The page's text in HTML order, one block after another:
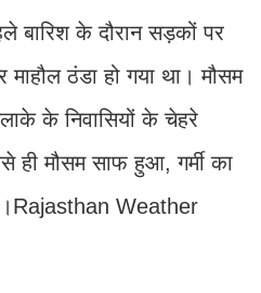
बारिश के दौरान सड़कों पर
माहौल ठंडा हो गया था। मौसम
के निवासियों के चेहरे
ही मौसम साफ हुआ, गर्मी का
Weather